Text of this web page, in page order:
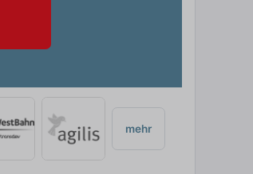
mehr